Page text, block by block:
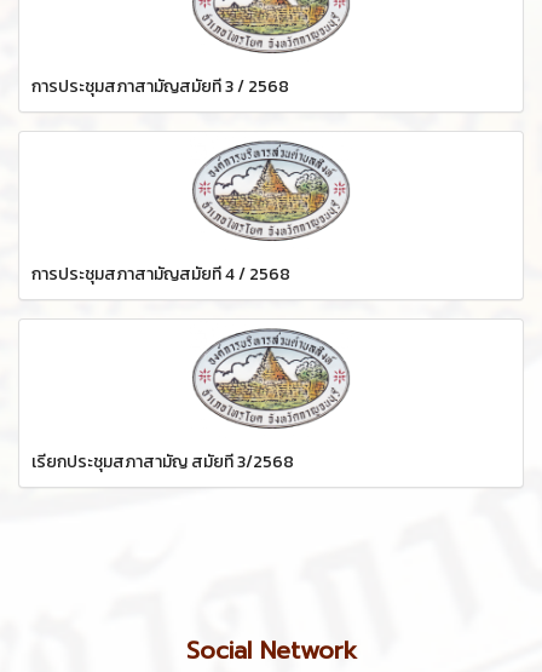
การประชุมสภาสามัญสมัยที่ 3 / 2568
การประชุมสภาสามัญสมัยที่ 4 / 2568
เรียกประชุมสภาสามัญ สมัยที่ 3/2568
Social Network